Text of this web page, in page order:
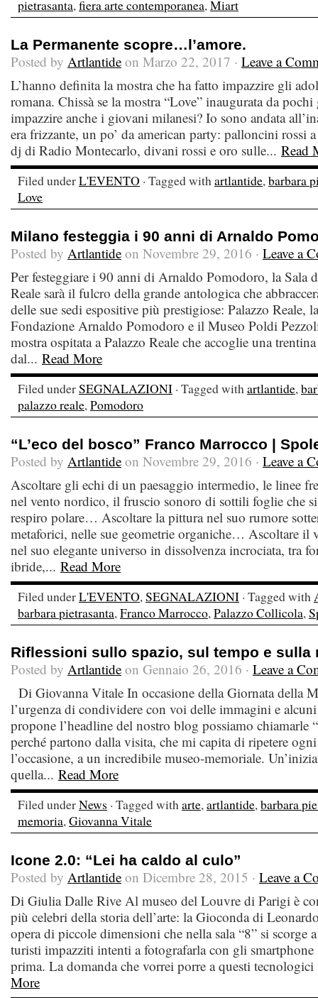
pietrasanta,fiera arte contemporanea,Miart
La Permanente scopre…l’amore.
Posted by Artlantide on Marzo 22, 2017 · Leave a
L’hanno definita la mostra che ha fatto impazzire gli
romana. Chissà se la mostra “Love” inaugurata da
impazzire anche i giovani milanesi? Io sono andata
era frizzante, un po’ da american party: palloncini rossi
dj di Radio Montecarlo, divani rossi e oro sulle... Read
Filed underL'EVENTO · Tagged withartlantide,barbara
Love
Milano festeggia i 90 anni di Arnaldo
Posted by Artlantide on Novembre 29, 2016 · Leave a
Per festeggiare i 90 anni di Arnaldo Pomodoro, la Sala
Reale sarà il fulcro della grande antologica che
delle sue sedi espositive più prestigiose: Palazzo Reale,
Fondazione Arnaldo Pomodoro e il Museo Poldi
mostra ospitata a Palazzo Reale che accoglie una
dal... Read More
Filed underSEGNALAZIONI · Tagged withartlantide,
palazzo reale,Pomodoro
“L’eco del bosco” Franco Marrocco |
Posted by Artlantide on Novembre 29, 2016 · Leave a
Ascoltare gli echi di un paesaggio intermedio, le linee
nel vento nordico, il fruscio sonoro di sottili foglie che
respiro polare… Ascoltare la pittura nel suo rumore
metaforici, nelle sue geometrie organiche… Ascoltare il
nel suo elegante universo in dissolvenza incrociata, tra
ibride,... Read More
Filed underL'EVENTO,SEGNALAZIONI · Tagged with
barbara pietrasanta,Franco Marrocco,Palazzo Collicola,
Riflessioni sullo spazio, sul tempo e sulla
Posted by Artlantide on Gennaio 26, 2016 · Leave a
Di Giovanna Vitale In occasione della Giornata della
l’urgenza di condividere con voi delle immagini e
propone l’headline del nostro blog possiamo chiamarle
perché partono dalla visita, che mi capita di ripetere
l’occasione, a un incredibile museo-memoriale.
quella... Read More
Filed underNews · Tagged witharte,artlantide,barbara
memoria,Giovanna Vitale
Icone 2.0: “Lei ha caldo al culo”
Posted by Artlantide on Dicembre 28, 2015 · Leave a
Di Giulia Dalle Rive Al museo del Louvre di Parigi è
più celebri della storia dell’arte: la Gioconda di
opera di piccole dimensioni che nella sala “8” si scorge
turisti impazziti intenti a fotografarla con gli smartphone
prima. La domanda che vorrei porre a questi
More